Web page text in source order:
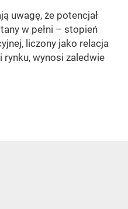
uwagę, że potencjał
w pełni – stopień
liczony jako relacja
wynosi zaledwie